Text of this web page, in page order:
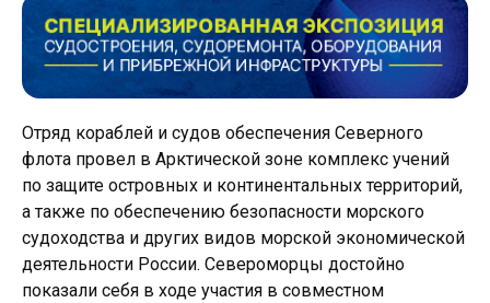
Отряд кораблей и судов обеспечения Северного
флота провел в Арктической зоне комплекс учений
по защите островных и континентальных территорий,
а также по обеспечению безопасности морского
судоходства и других видов морской экономической
деятельности России. Североморцы достойно
показали себя в ходе участия в совместном